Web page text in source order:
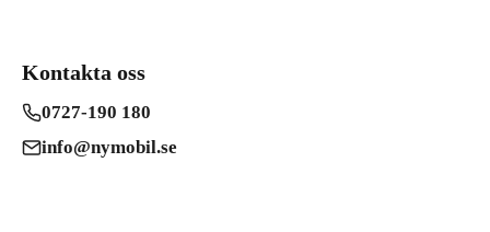
Kontakta oss
0727-190 180
info@nymobil.se